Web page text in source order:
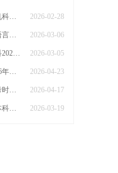
26年广东自考计算机科学与技术本科报考|课程|合格线全知！ 2026-02-28
2026年广东自考汉语言文学本科科目全览！附报考建议 2026-03-06
深大金融学自考本科2026怎么报名？附新生报考指南！ 2026-03-05
毕业申请必看！2026年广东自考本科学位证获取条件与步骤全解析！ 2026-04-23
26年广东省10月自考时间是多少 2026-04-17
初中毕业成人自考本科需要什么条件？要考几门课程？ 2026-03-19